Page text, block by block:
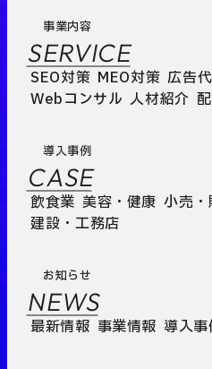
事業内容
SERVICE
SEO対策 MEO対策 広告
Webコンサル 人材紹介
導入事例
CASE
飲食業 美容・健康 小売
建設・工務店
お知らせ
NEWS
最新情報 事業情報 導入事